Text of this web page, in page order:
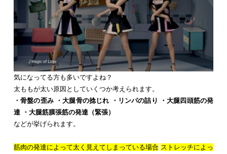
気になってる方も多いですよね？
太ももが太い原因としていくつか考えられます。
・骨盤の歪み
・大腿骨の捻じれ ・リンパの詰り
・大腿四頭筋の発
達
・ 大腿筋膜張筋の発達（緊張）
などが挙げられます。
筋肉の発達によって太く見えてしまっている場合 ストレッチによっ